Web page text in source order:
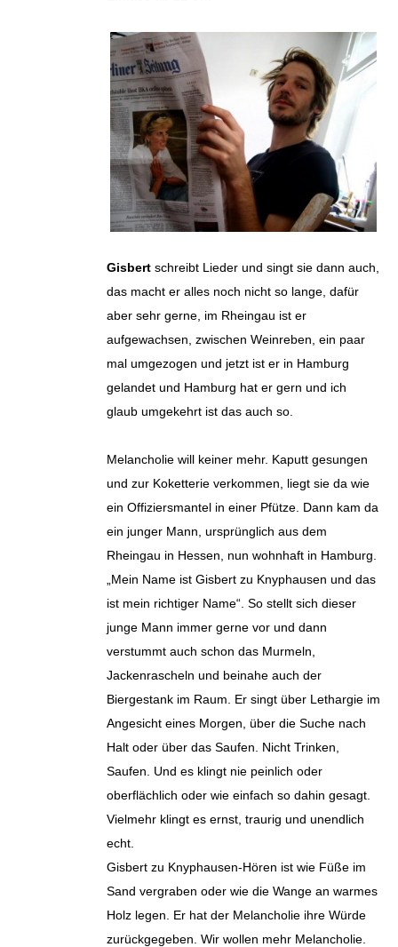
Gisbert schreibt Lieder und singt sie dann auch,
das macht er alles noch nicht so lange, dafür
aber sehr gerne, im Rheingau ist er
aufgewachsen, zwischen Weinreben, ein paar
mal umgezogen und jetzt ist er in Hamburg
gelandet und Hamburg hat er gern und ich
glaub umgekehrt ist das auch so.
Melancholie will keiner mehr. Kaputt gesungen
und zur Koketterie verkommen, liegt sie da wie
ein Offiziersmantel in einer Pfütze. Dann kam da
ein junger Mann, ursprünglich aus dem
Rheingau in Hessen, nun wohnhaft in Hamburg.
„Mein Name ist Gisbert zu Knyphausen und das
ist mein richtiger Name“. So stellt sich dieser
junge Mann immer gerne vor und dann
verstummt auch schon das Murmeln,
Jackenrascheln und beinahe auch der
Biergestank im Raum. Er singt über Lethargie im
Angesicht eines Morgen, über die Suche nach
Halt oder über das Saufen. Nicht Trinken,
Saufen. Und es klingt nie peinlich oder
oberflächlich oder wie einfach so dahin gesagt.
Vielmehr klingt es ernst, traurig und unendlich
echt.
Gisbert zu Knyphausen-Hören ist wie Füße im
Sand vergraben oder wie die Wange an warmes
Holz legen. Er hat der Melancholie ihre Würde
zurückgegeben. Wir wollen mehr Melancholie.